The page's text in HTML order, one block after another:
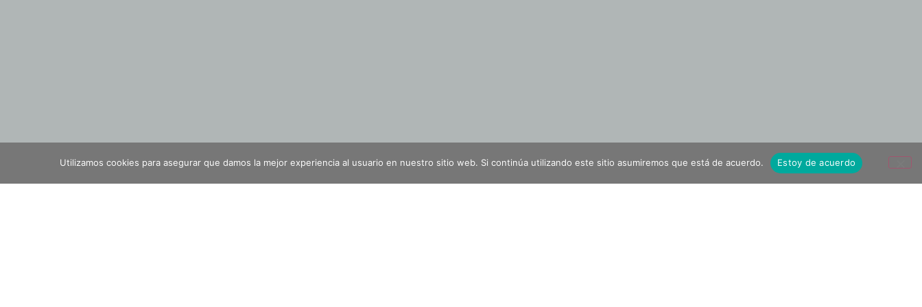
Utilizamos cookies para asegurar que damos la mejor experiencia al usuario en nuestro sitio web. Si continúa utilizando este sitio asumiremos que está de acuerdo. Estoy de acuerdo